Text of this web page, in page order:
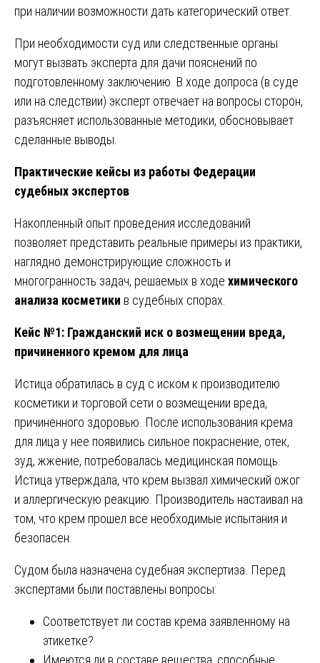
при наличии возможности дать категорический ответ.
При необходимости суд или следственные органы
могут вызвать эксперта для дачи пояснений по
подготовленному заключению. В ходе допроса (в суде
или на следствии) эксперт отвечает на вопросы сторон,
разъясняет использованные методики, обосновывает
сделанные выводы.
Практические кейсы из работы Федерации
судебных экспертов
Накопленный опыт проведения исследований
позволяет представить реальные примеры из практики,
наглядно демонстрирующие сложность и
многогранность задач, решаемых в ходе химического
анализа косметики в судебных спорах.
Кейс №1: Гражданский иск о возмещении вреда,
причиненного кремом для лица
Истица обратилась в суд с иском к производителю
косметики и торговой сети о возмещении вреда,
причиненного здоровью. После использования крема
для лица у нее появились сильное покраснение, отек,
зуд, жжение, потребовалась медицинская помощь.
Истица утверждала, что крем вызвал химический ожог
и аллергическую реакцию. Производитель настаивал на
том, что крем прошел все необходимые испытания и
безопасен.
Судом была назначена судебная экспертиза. Перед
экспертами были поставлены вопросы:
Соответствует ли состав крема заявленному на
этикетке?
Имеются ли в составе вещества, способные